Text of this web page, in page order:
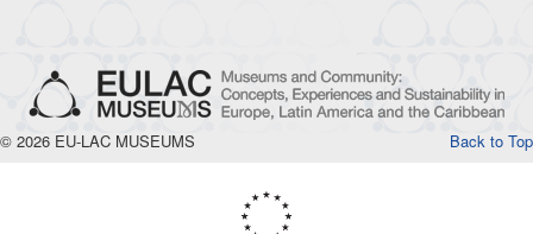
Back to Top
© 2026 EU-LAC MUSEUMS